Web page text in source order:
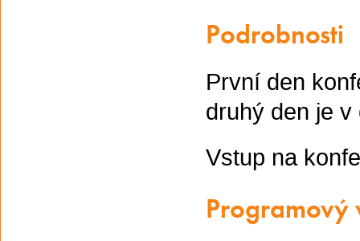
Podrobnosti
První den
druhý den je
Vstup na
Programový